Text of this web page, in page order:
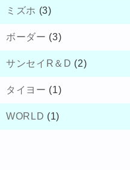
ミズホ (3)
ボーダー (3)
サンセイR＆D (2)
タイヨー (1)
WORLD (1)